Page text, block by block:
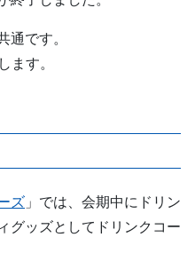
通です。
ます。
ズ 」では、会期中にドリン
グッズとしてドリンクコー